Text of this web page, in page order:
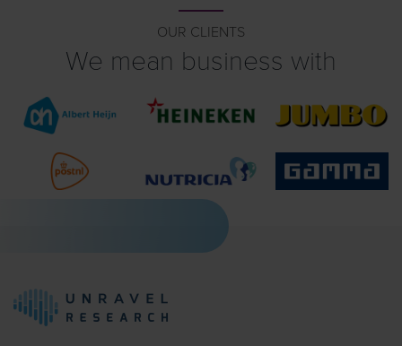
OUR CLIENTS
We mean business with